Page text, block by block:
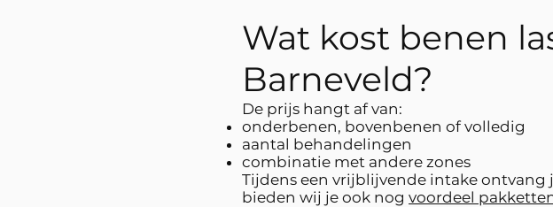
Wat kost benen
Barneveld?
De prijs hangt af van:
onderbenen, bovenbenen of volledig
aantal behandelingen
combinatie met andere zones
Tijdens een vrijblijvende intake ontvang
bieden wij je ook nog voordeel